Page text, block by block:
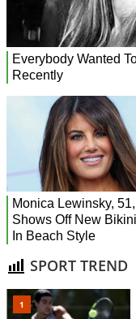
SPORT TREND